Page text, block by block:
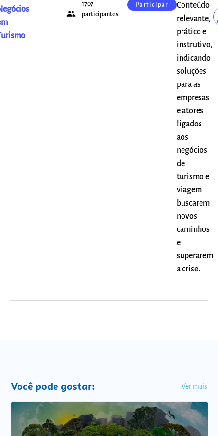
people
1707
participantes
Participar
Conteúdo
relevante,
prático e
instrutivo,
indicando
soluções
para as
empresas
e atores
ligados
aos
negócios
de
turismo e
viagem
buscarem
novos
caminhos
e
superarem
a crise.
Você pode gostar: Ver mais